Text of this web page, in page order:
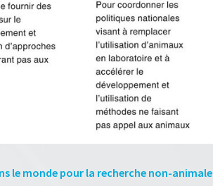
le monde pour la recherche non-animale